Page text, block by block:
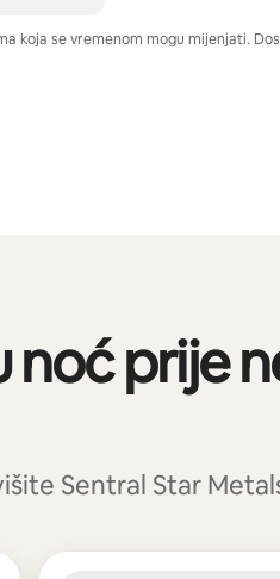
koja se vremenom mogu mijenjati.
noć prije
Sentral Star